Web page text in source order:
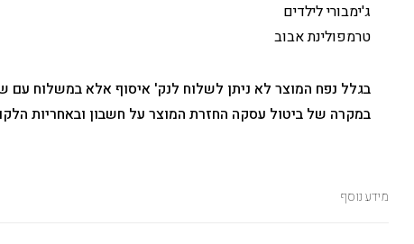
ג'ימבורי לילדים
טרמפולינת אבוב
בגלל נפח המוצר לא ניתן לשלוח לנק' איסוף אלא במשלוח עם
במקרה של ביטול עסקה החזרת המוצר על חשבון ובאחריות
מידע נוסף